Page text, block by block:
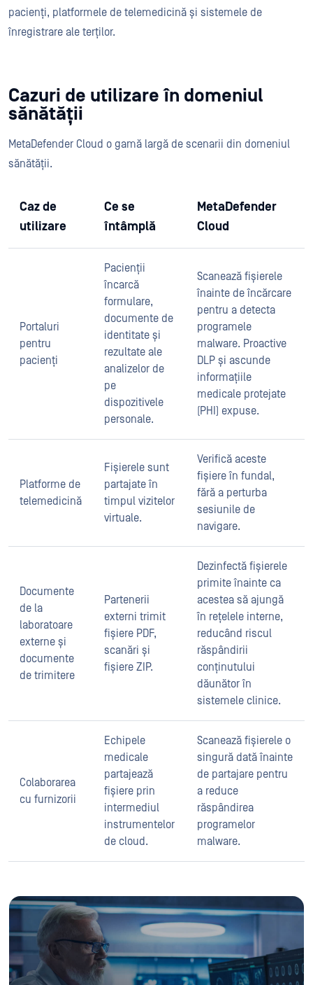
pacienți, platformele de telemedicină și sistemele de
înregistrare ale terților.
Cazuri de utilizare în domeniul
sănătății
MetaDefender Cloud o gamă largă de scenarii din domeniul
sănătății.
Caz de
utilizare
Ce se
întâmplă
MetaDefender
Cloud
Portaluri
pentru
pacienți
Pacienții
încarcă
formulare,
documente de
identitate și
rezultate ale
analizelor de
pe
dispozitivele
personale.
Scanează fișierele
înainte de încărcare
pentru a detecta
programele
malware. Proactive
DLP și ascunde
informațiile
medicale protejate
(PHI) expuse.
Platforme de
telemedicină
Fișierele sunt
partajate în
timpul vizitelor
virtuale.
Verifică aceste
fișiere în fundal,
fără a perturba
sesiunile de
navigare.
Documente
de la
laboratoare
externe și
documente
de trimitere
Partenerii
externi trimit
fișiere PDF,
scanări și
fișiere ZIP.
Dezinfectă fișierele
primite înainte ca
acestea să ajungă
în rețelele interne,
reducând riscul
răspândirii
conținutului
dăunător în
sistemele clinice.
Colaborarea
cu furnizorii
Echipele
medicale
partajează
fișiere prin
intermediul
instrumentelor
de cloud.
Scanează fișierele o
singură dată înainte
de partajare pentru
a reduce
răspândirea
programelor
malware.
Furnizorul de servicii medicale lider mondial își protejează